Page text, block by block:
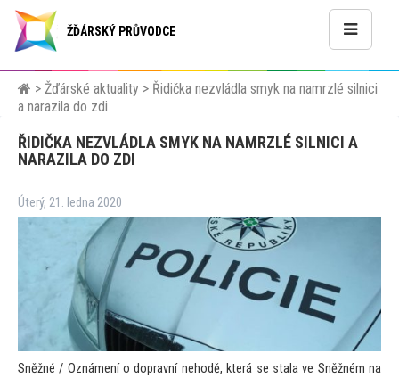
ŽĎÁRSKÝ PRŮVODCE
> Žďárské aktuality > Řidička nezvládla smyk na namrzlé silnici
a narazila do zdi
ŘIDIČKA NEZVLÁDLA SMYK NA NAMRZLÉ SILNICI A
NARAZILA DO ZDI
Úterý, 21. ledna 2020
Sněžné / Oznámení o dopravní nehodě, která se stala ve Sněžném na